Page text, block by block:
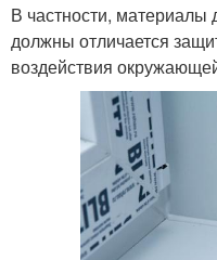
В частности,
должны отличается
воздействия